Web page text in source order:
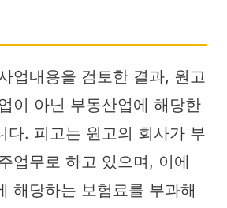
업내용을 검토한 결과, 원고
이 아닌 부동산업에 해당한
다. 피고는 원고의 회사가 부
업무로 하고 있으며, 이에
해당하는 보험료를 부과해